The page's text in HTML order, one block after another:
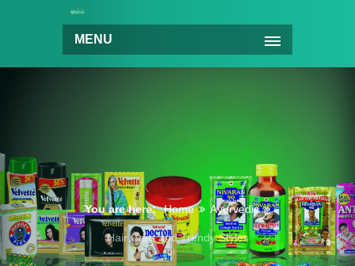
MENU
You are here: Home Ayurvedic
Hair Care and Trendy Styles